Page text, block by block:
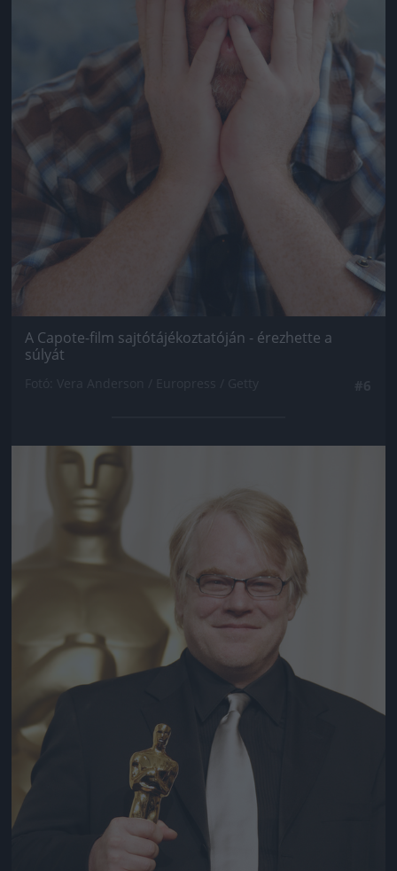
A Capote-film sajtótájékoztatóján - érezhette a
súlyát